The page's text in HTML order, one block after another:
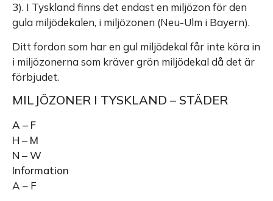
3). I Tyskland finns det endast en miljözon för den
gula miljödekalen, i miljözonen (Neu-Ulm i Bayern).
Ditt fordon som har en gul miljödekal får inte köra in
i miljözonerna som kräver grön miljödekal då det är
förbjudet.
MILJÖZONER I TYSKLAND – STÄDER
A – F
H – M
N – W
Information
A – F